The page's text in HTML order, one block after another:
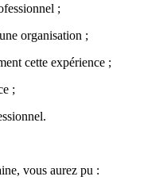
;
organisation ;
cette expérience ;
;
vous aurez pu :